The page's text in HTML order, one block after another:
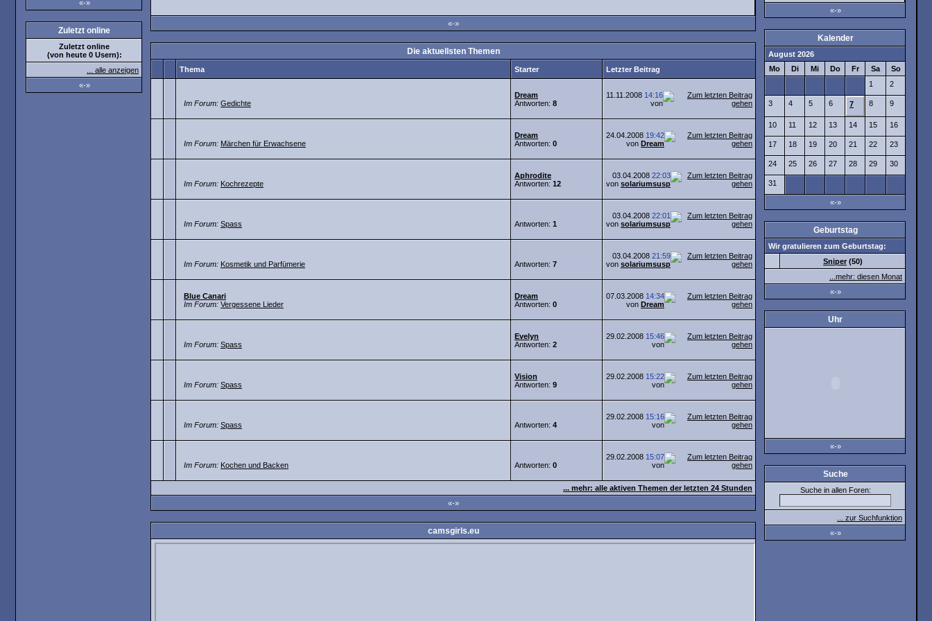
«-»
Zuletzt online
Zuletzt online
(von heute 0 Usern):
... alle anzeigen
«-»
«-»
Die aktuellsten Themen
Thema Starter Letzter Beitrag
Im Forum: Gedichte
Dream
Antworten: 8
11.11.2008 14:16
von
Im Forum: Märchen für Erwachsene
Dream
Antworten: 0
24.04.2008 19:42
von Dream
Im Forum: Kochrezepte
Aphrodite
Antworten: 12
03.04.2008 22:03
von solariumsusp
Im Forum: Spass Antworten: 1
03.04.2008 22:01
von solariumsusp
Im Forum: Kosmetik und Parfümerie Antworten: 7
03.04.2008 21:59
von solariumsusp
Blue Canari
Im Forum: Vergessene Lieder
Dream
Antworten: 0
07.03.2008 14:34
von Dream
Im Forum: Spass
Evelyn
Antworten: 2
29.02.2008 15:46
von
Im Forum: Spass
Vision
Antworten: 9
29.02.2008 15:22
von
Im Forum: Spass Antworten: 4
29.02.2008 15:16
von
Im Forum: Kochen und Backen Antworten: 0
29.02.2008 15:07
von
... mehr: alle aktiven Themen der letzten 24 Stunden
«-»
camsgirls.eu
«-»
Kalender
August 2026
Mo
Di Mi Do Fr Sa
So
1
2
3 4 5 6 7 8 9
10 11 12 13 14 15 16
17 18 19 20 21 22 23
24 25 26 27 28 29 30
31
«-»
Geburtstag
Wir gratulieren zum Geburtstag:
Sniper (50)
...mehr: diesen Monat
«-»
Uhr
«-»
Suche
Suche in allen Foren:
... zur Suchfunktion
«-»